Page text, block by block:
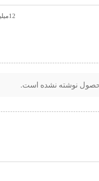
12میلیمتر
نوشته نشده است.